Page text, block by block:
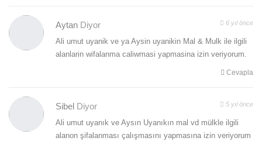
Aytan Diyor 6 yıl önce
Ali umut uyanik ve ya Aysin uyanikin Mal & Mulk ile ilgili
alanlarin wifalanma caliwmasi yapmasina izin veriyorum.
Cevapla
Sibel Diyor 5 yıl önce
Ali umut uyanık ve Aysın Uyanıkın mal vd mülkle ilgili
alanon şifalanması çalışmasını yapmasına izin veriyorum